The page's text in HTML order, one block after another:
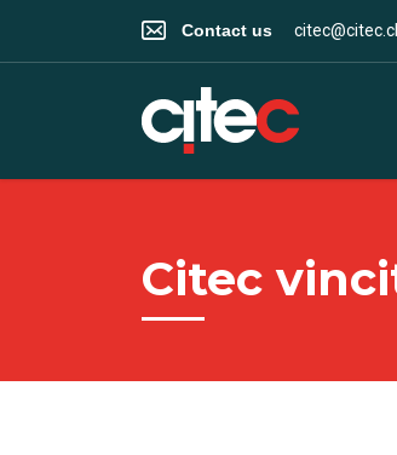
Contact us
Citec